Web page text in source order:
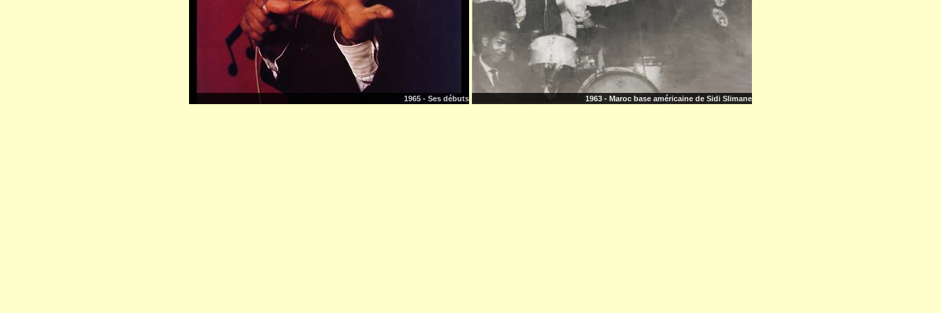
1965 - Ses débuts 1963 - Maroc base américaine de Sidi Slimane